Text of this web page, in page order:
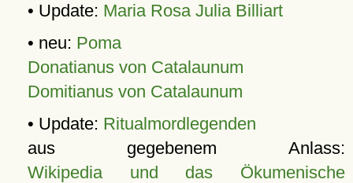
• Update: Maria Rosa Julia Billiart
• neu: Poma
Donatianus von Catalaunum
Domitianus von Catalaunum
• Update: Ritualmordlegenden
aus gegebenem Anlass:
Wikipedia und das Ökumenische